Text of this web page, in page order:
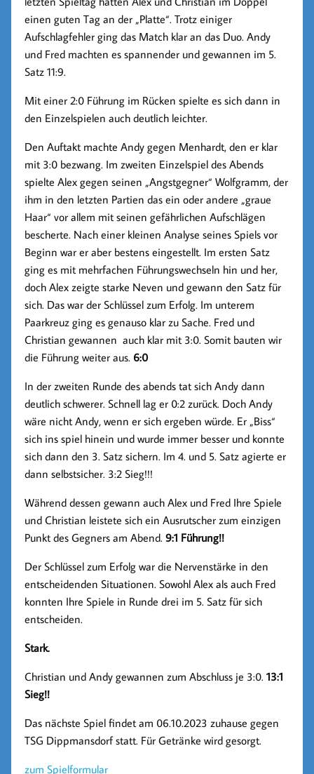
einen guten Tag an der „Platte“. Trotz einiger
Aufschlagfehler ging das Match klar an das Duo. Andy
und Fred machten es spannender und gewannen im 5.
Satz 11:9.
Mit einer 2:0 Führung im Rücken spielte es sich dann in
den Einzelspielen auch deutlich leichter.
Den Auftakt machte Andy gegen Menhardt, den er klar
mit 3:0 bezwang. Im zweiten Einzelspiel des Abends
spielte Alex gegen seinen „Angstgegner“ Wolfgramm, der
ihm in den letzten Partien das ein oder andere „graue
Haar“ vor allem mit seinen gefährlichen Aufschlägen
bescherte. Nach einer kleinen Analyse seines Spiels vor
Beginn war er aber bestens eingestellt. Im ersten Satz
ging es mit mehrfachen Führungswechseln hin und her,
doch Alex zeigte starke Neven und gewann den Satz für
sich. Das war der Schlüssel zum Erfolg. Im unterem
Paarkreuz ging es genauso klar zu Sache. Fred und
Christian gewannen auch klar mit 3:0. Somit bauten wir
die Führung weiter aus. 6:0
In der zweiten Runde des abends tat sich Andy dann
deutlich schwerer. Schnell lag er 0:2 zurück. Doch Andy
wäre nicht Andy, wenn er sich ergeben würde. Er „Biss“
sich ins spiel hinein und wurde immer besser und konnte
sich dann den 3. Satz sichern. Im 4. und 5. Satz agierte er
dann selbstsicher. 3:2 Sieg!!!
Während dessen gewann auch Alex und Fred Ihre Spiele
und Christian leistete sich ein Ausrutscher zum einzigen
Punkt des Gegners am Abend.9:1 Führung!!
Der Schlüssel zum Erfolg war die Nervenstärke in den
entscheidenden Situationen. Sowohl Alex als auch Fred
konnten Ihre Spiele in Runde drei im 5. Satz für sich
entscheiden.
Stark.
Christian und Andy gewannen zum Abschluss je 3:0.13:1
Sieg!!
Das nächste Spiel findet am 06.10.2023 zuhause gegen
TSG Dippmansdorf statt. Für Getränke wird gesorgt.
zum Spielformular